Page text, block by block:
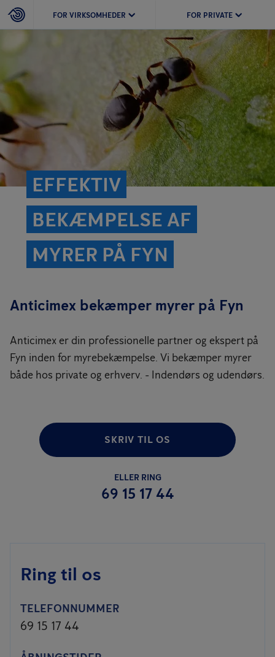
FOR VIRKSOMHEDER FOR PRIVATE
EFFEKTIV
BEKÆMPELSE AF
MYRER PÅ FYN
Anticimex bekæmper myrer på Fyn
Anticimex er din professionelle partner og ekspert på
Fyn inden for myrebekæmpelse. Vi bekæmper myrer
både hos private og erhverv. - Indendørs og udendørs.
SKRIV TIL OS
ELLER RING
69 15 17 44
Ring til os
TELEFONNUMMER
69 15 17 44